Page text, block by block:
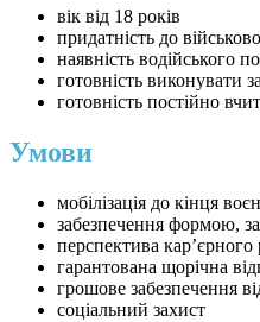
вік від 18 років
придатність до
наявність водійського
готовність виконувати
готовність постійно
Умови
мобілізація до кінця
забезпечення формою,
перспектива
гарантована щорічна
грошове забезпечення
соціальний захист